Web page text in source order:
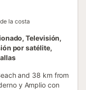
la costa
Televisión,
por satélite,
and 38 km from
y Amplio con